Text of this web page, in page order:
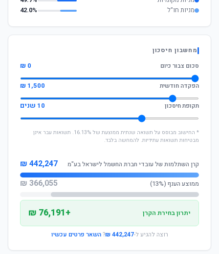
מניות חו"ל
42.0%
מחשבון חיסכון
סכום צבור כיום
0 ₪
הפקדה חודשית 1,500 ₪
תקופת חיסכון 10 שנים
* החישוב מבוסס על תשואה שנתית ממוצעת של 16.13%. תשואות עבר אינן
מבטיחות תשואות עתידיות. להמחשה בלבד.
קרן השתלמות של עובדי חברת החשמל לישראל בע"מ 442,247 ₪
ממוצע הענף (13%) 366,055 ₪
יתרון בחירת הקרן +76,191 ₪
רוצה להגיע ל-442,247 ₪
?השאר פרטים עכשיו